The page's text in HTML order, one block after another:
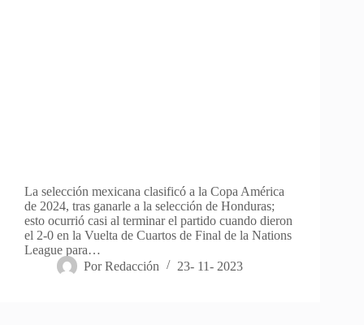
La selección mexicana clasificó a la Copa América
de 2024, tras ganarle a la selección de Honduras;
esto ocurrió casi al terminar el partido cuando dieron
el 2-0 en la Vuelta de Cuartos de Final de la Nations
League para…
Por Redacción 23- 11- 2023